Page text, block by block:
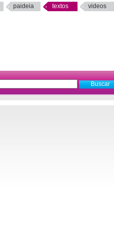
paideia textos videos